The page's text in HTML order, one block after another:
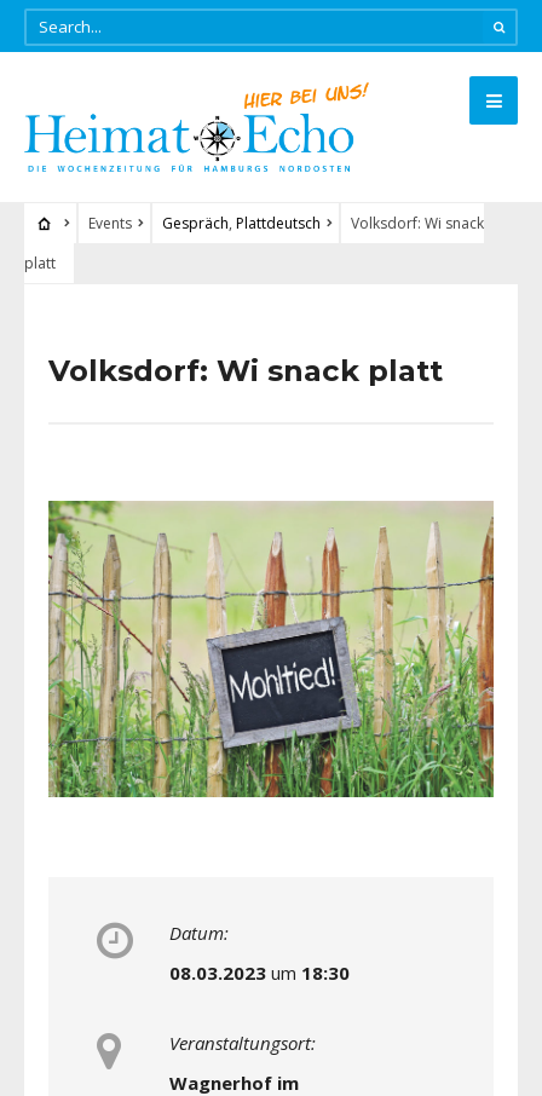
Events Gespräch, Plattdeutsch
Volksdorf: Wi snack
platt
Volksdorf: Wi snack platt
Datum:
08.03.2023 um 18:30
Veranstaltungsort:
Wagnerhof im